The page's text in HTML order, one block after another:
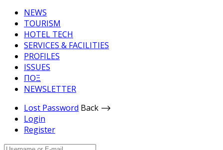
NEWS
TOURISM
HOTEL TECH
SERVICES & FACILITIES
PROFILES
ISSUES
ΠΟΞ
NEWSLETTER
Lost Password Back ⟶
Login
Register